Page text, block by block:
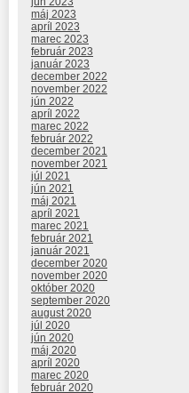
máj 2023
apríl 2023
marec 2023
február 2023
január 2023
december 2022
november 2022
jún 2022
apríl 2022
marec 2022
február 2022
december 2021
november 2021
júl 2021
jún 2021
máj 2021
apríl 2021
marec 2021
február 2021
január 2021
december 2020
november 2020
október 2020
september 2020
august 2020
júl 2020
jún 2020
máj 2020
apríl 2020
marec 2020
február 2020